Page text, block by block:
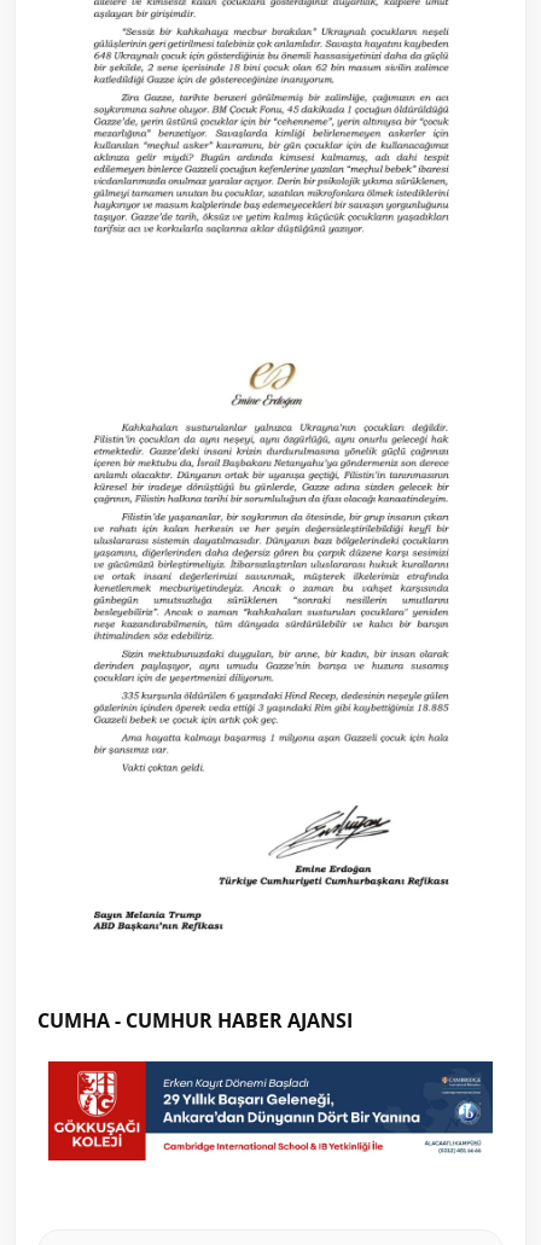
CUMHA - CUMHUR HABER AJANSI